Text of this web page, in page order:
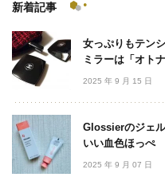
新着記事
女っぷりもテン
ミラーは「オト
2025 年 9 月 15 日
Glossierのジェ
いい血色ほっぺ
2025 年 9 月 07 日